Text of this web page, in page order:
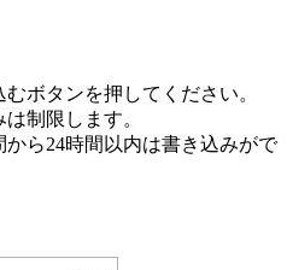
ボタンを押してください。
制限します。
ら24時間以内は書き込みがで